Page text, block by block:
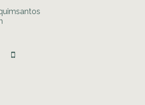
mobile